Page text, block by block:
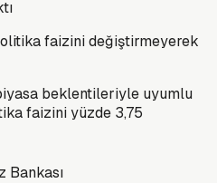
faizini değiştirmeyerek
beklentileriyle uyumlu
faizini yüzde 3,75
Bankası